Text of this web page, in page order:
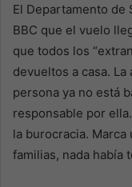
El Departamento de
BBC que el vuelo
que todos los
devueltos a casa.
persona ya no está
responsable por
la burocracia.
familias, nada había